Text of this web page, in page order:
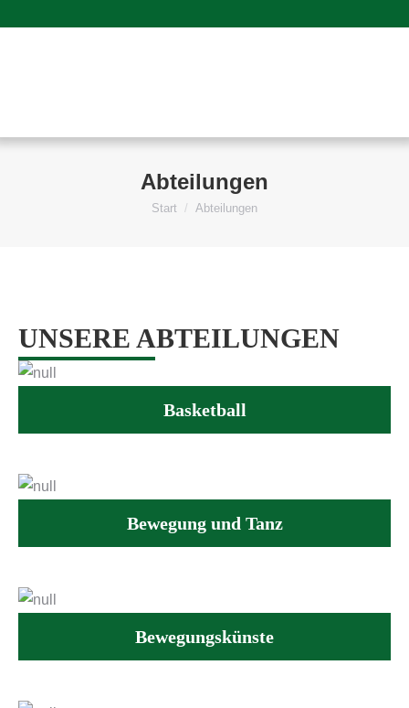
Abteilungen
Sie befinden sich hier:
Start Abteilungen
UNSERE ABTEILUNGEN
Basketball
Bewegung und Tanz
Bewegungskünste